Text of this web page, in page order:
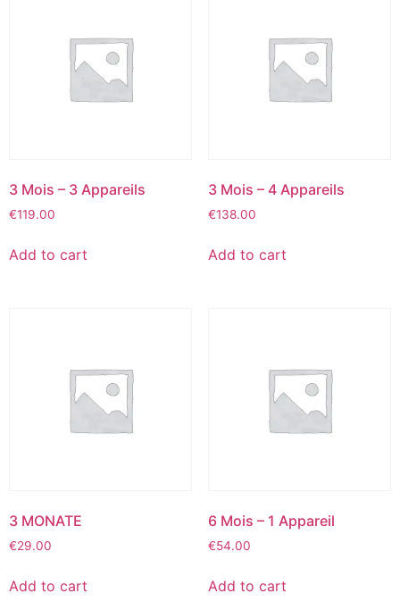
3 Mois – 3 Appareils
€119.00
Add to cart
3 Mois – 4 Appareils
€138.00
Add to cart
3 MONATE
€29.00
Add to cart
6 Mois – 1 Appareil
€54.00
Add to cart